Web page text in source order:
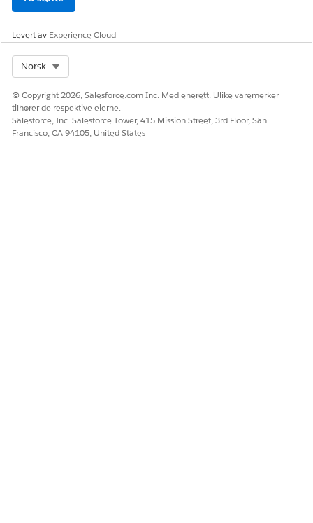
Levert av Experience Cloud
Norsk
© Copyright 2026, Salesforce.com Inc. Med enerett. Ulike varemerker
tilhører de respektive eierne.
Salesforce, Inc. Salesforce Tower, 415 Mission Street, 3rd Floor, San
Francisco, CA 94105, United States